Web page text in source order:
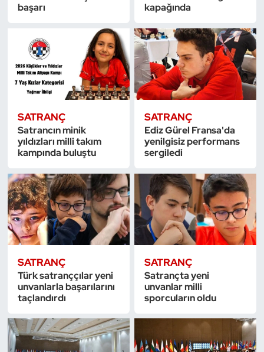
başarı
kapağında
SATRANÇ
Satrancın minik
yıldızları milli takım
kampında buluştu
SATRANÇ
Ediz Gürel Fransa'da
yenilgisiz performans
sergiledi
SATRANÇ
Türk satranççılar yeni
unvanlarla başarılarını
taçlandırdı
SATRANÇ
Satrançta yeni
unvanlar milli
sporcuların oldu
Muay Thai
Okçuluk
Optimist
Özel Sporcular
Ragbi
Satranç
Sualtı Sporları
Tekvando
Tenis